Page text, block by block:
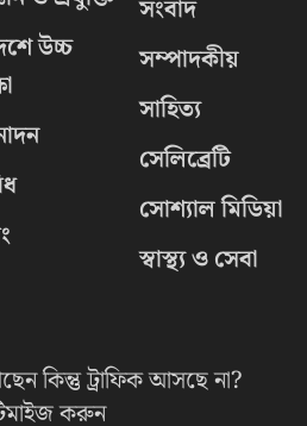
উচ্চ
সংবাদ
সম্পাদকীয়
সাহিত্য
সেলিব্রেটি
সোশ্যাল মিডিয়া
স্বাস্থ্য ও সেবা
কিন্তু ট্রাফিক আসছে না?
করুন